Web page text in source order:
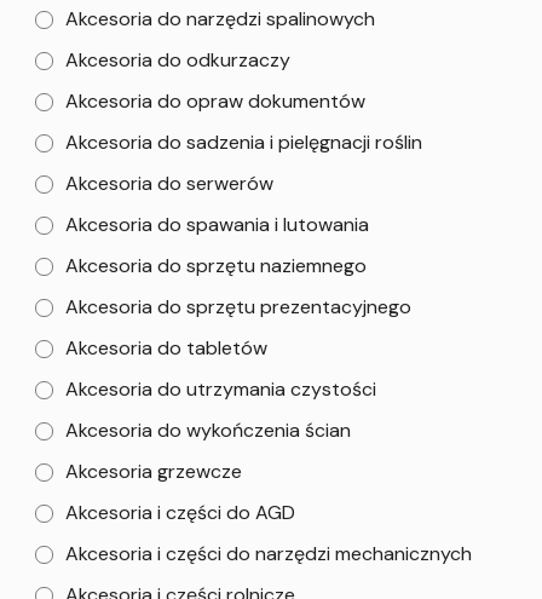
Akcesoria do narzędzi spalinowych
Akcesoria do odkurzaczy
Akcesoria do opraw dokumentów
Akcesoria do sadzenia i pielęgnacji roślin
Akcesoria do serwerów
Akcesoria do spawania i lutowania
Akcesoria do sprzętu naziemnego
Akcesoria do sprzętu prezentacyjnego
Akcesoria do tabletów
Akcesoria do utrzymania czystości
Akcesoria do wykończenia ścian
Akcesoria grzewcze
Akcesoria i części do AGD
Akcesoria i części do narzędzi mechanicznych